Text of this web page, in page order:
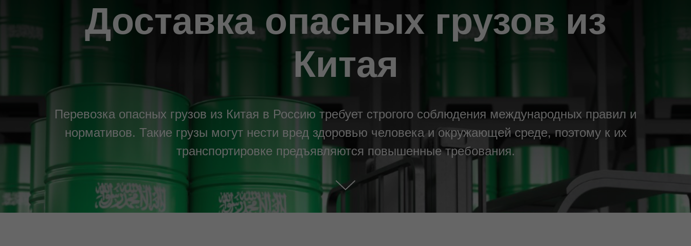
Доставка опасных грузов из
Китая
Перевозка опасных грузов из Китая в Россию требует строгого соблюдения международных правил и
нормативов. Такие грузы могут нести вред здоровью человека и окружающей среде, поэтому к их
транспортировке предъявляются повышенные требования.